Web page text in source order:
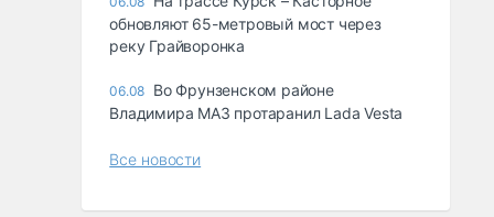
обновляют 65-метровый мост через
реку Грайворонка
06.08 Во Фрунзенском районе
Владимира МАЗ протаранил Lada Vesta
Все новости